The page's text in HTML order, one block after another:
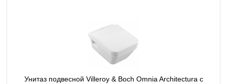
Унитаз подвесной Villeroy & Boch Omnia Architectura с